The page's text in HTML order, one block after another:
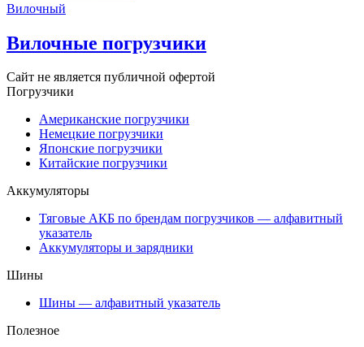
Вилочный
Вилочные погрузчики
Сайт не является публичной офертой
Погрузчики
Американские погрузчики
Немецкие погрузчики
Японские погрузчики
Китайские погрузчики
Аккумуляторы
Тяговые АКБ по брендам погрузчиков — алфавитный
указатель
Аккумуляторы и зарядники
Шины
Шины — алфавитный указатель
Полезное